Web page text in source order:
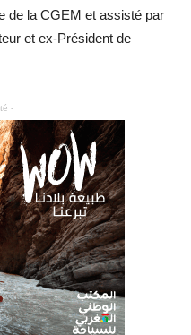
de la CGEM et assisté par
et ex-Président de
-